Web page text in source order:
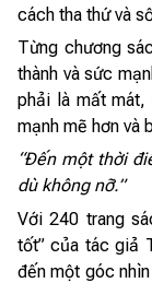
cách tha thứ và
Từng chương
thành và sức
phải là mất
mạnh mẽ hơn và
“Đến một thời
dù không nỡ.”
Với 240 trang
tốt” của tác giả
đến một góc